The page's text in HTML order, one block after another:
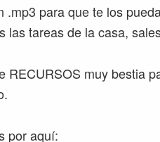
.mp3 para que te los
las tareas de la casa,
RECURSOS muy bestia
por aquí: